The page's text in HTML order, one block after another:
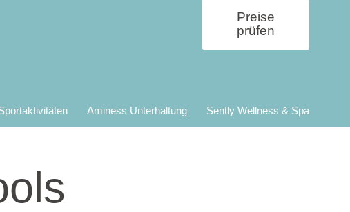
Preise
prüfen
Aminess Unterhaltung Sently Wellness & Spa